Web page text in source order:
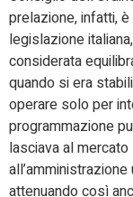
prelazione, infatti,
legislazione
considerata
quando si era
operare solo per
programmazione
lasciava al
attenuando così